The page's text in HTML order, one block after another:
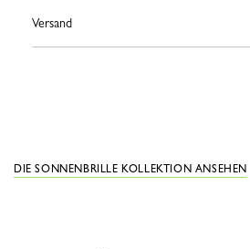
Versand
DIE SONNENBRILLE KOLLEKTION ANSEHEN